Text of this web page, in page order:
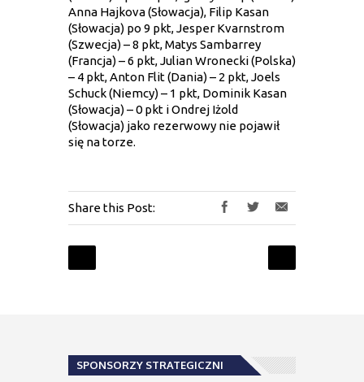
Anna Hajkova (Słowacja), Filip Kasan
(Słowacja) po 9 pkt, Jesper Kvarnstrom
(Szwecja) – 8 pkt, Matys Sambarrey
(Francja) – 6 pkt, Julian Wronecki (Polska)
– 4 pkt, Anton Flit (Dania) – 2 pkt, Joels
Schuck (Niemcy) – 1 pkt, Dominik Kasan
(Słowacja) – 0 pkt i Ondrej Iżold
(Słowacja) jako rezerwowy nie pojawił
się na torze.
Share this Post:
SPONSORZY STRATEGICZNI